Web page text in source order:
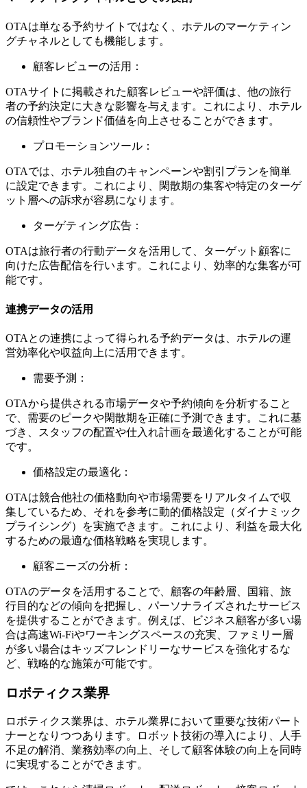
OTAは単なる予約サイトではなく、ホテルのマーケティン
グチャネルとしても機能します。
顧客レビューの活用：
OTAサイトに掲載された顧客レビューや評価は、他の旅行
者の予約決定に大きな影響を与えます。これにより、ホテル
の信頼性やブランド価値を向上させることができます。
プロモーションツール：
OTAでは、ホテル独自のキャンペーンや割引プランを簡単
に設定できます。これにより、閑散期の集客や特定のターゲ
ット層への訴求が容易になります。
ターゲティング広告：
OTAは旅行者の行動データを活用して、ターゲット顧客に
向けた広告配信を行います。これにより、効率的な集客が可
能です。
連携データの活用
OTAとの連携によって得られる予約データは、ホテルの運
営効率化や収益向上に活用できます。
需要予測：
OTAから提供される市場データや予約傾向を分析すること
で、需要のピークや閑散期を正確に予測できます。これに基
づき、スタッフの配置や仕入れ計画を最適化することが可能
です。
価格設定の最適化：
OTAは競合他社の価格動向や市場需要をリアルタイムで収
集しているため、それを参考に動的価格設定（ダイナミック
プライシング）を実施できます。これにより、利益を最大化
するための最適な価格戦略を実現します。
顧客ニーズの分析：
OTAのデータを活用することで、顧客の年齢層、国籍、旅
行目的などの傾向を把握し、パーソナライズされたサービス
を提供することができます。例えば、ビジネス顧客が多い場
合は高速Wi-Fiやワーキングスペースの充実、ファミリー層
が多い場合はキッズフレンドリーなサービスを強化するな
ど、戦略的な施策が可能です。
ロボティクス業界
ロボティクス業界は、ホテル業界において重要な技術パート
ナーとなりつつあります。ロボット技術の導入により、人手
不足の解消、業務効率の向上、そして顧客体験の向上を同時
に実現することができます。